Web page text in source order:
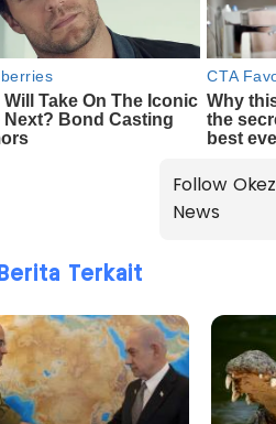
Follow
News
Berita Terkait